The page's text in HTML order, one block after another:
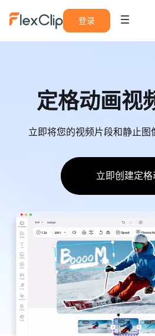
登录
定格动画视
立即将您的视频片段和静止图
立即创建定格